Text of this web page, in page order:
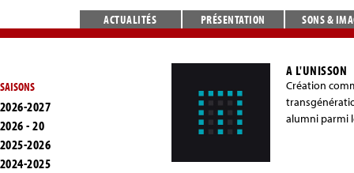
ACTUALITÉS PRÉSENTATION SONS &
SAISONS
2026-2027
2026 - 20
2025-2026
2024-2025
A L'UNISSON
Création
alumni parmi